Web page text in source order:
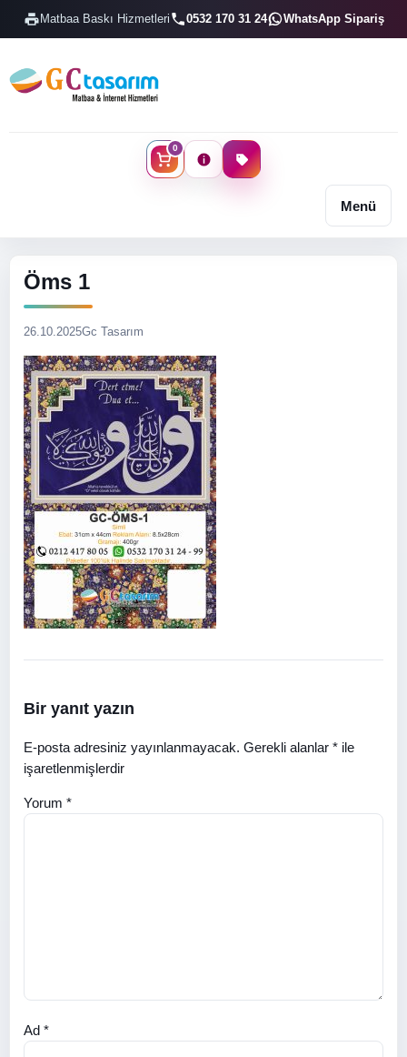
Matbaa Baskı Hizmetleri 0532 170 31 24 WhatsApp Sipariş
0
Menü
Öms 1
26.10.2025Gc Tasarım
Bir yanıt yazın
E-posta adresiniz yayınlanmayacak. Gerekli alanlar * ile
işaretlenmişlerdir
Yorum *
Ad *